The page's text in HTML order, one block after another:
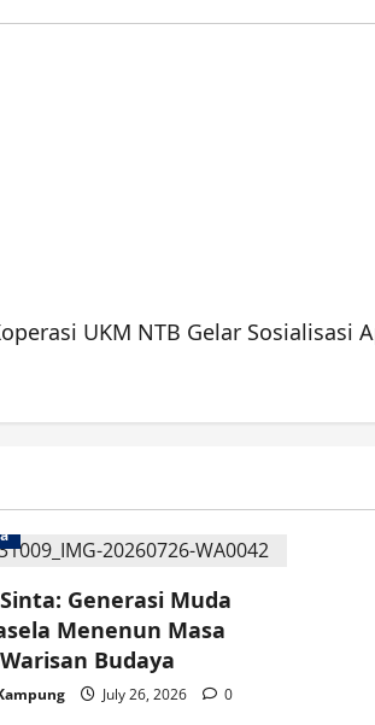
UKM NTB Gelar Sosialisasi
Generasi Muda
Menenun Masa
Budaya
July 26, 2026 0